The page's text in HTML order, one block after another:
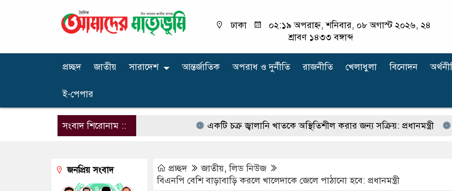
ঢাকা
০২:১৯ অপরাহ্ন, শনিবার, ০৮ অগাস্ট ২০২৬, ২৪
শ্রাবণ ১৪৩৩ বঙ্গাব্দ
প্রচ্ছদ জাতীয় সারাদেশ আন্তর্জাতিক অপরাধ ‍ও দুর্নীতি রাজনীতি খেলাধুলা বিনোদন
ই-পেপার
সংবাদ শিরোনাম :: একটি চক্র জ্বালানি খাতকে অস্থিতিশীল করার জন্য সক্রিয়: প্রধানমন্ত্রী
প্রচ্ছদ জাতীয়,লিড নিউজ
বিএনপি বেশি বাড়াবাড়ি করলে খালেদাকে জেলে পাঠানো হবে: প্রধানমন্ত্রী
জনপ্রিয় সংবাদ